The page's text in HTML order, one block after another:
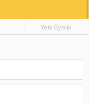
Yeni Üyelik